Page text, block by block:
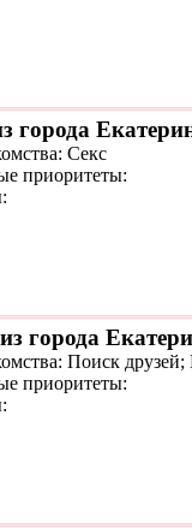
города
Секс
приоритеты:
из города
Поиск
приоритеты: